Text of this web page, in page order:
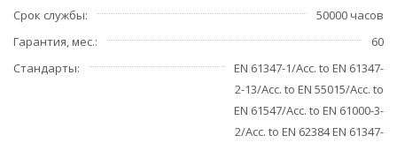
Срок службы
50000 часов
Гарантия, мес.
60
Стандарты
EN 61347-1/Acc. to EN 61347-
2-13/Acc. to EN 55015/Acc. to
EN 61547/Acc. to EN 61000-3-
2/Acc. to EN 62384 EN 61347-